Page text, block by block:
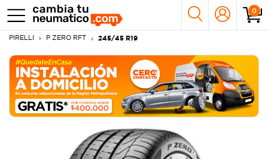
0
PIRELLI P ZERO RFT 245/45 R19